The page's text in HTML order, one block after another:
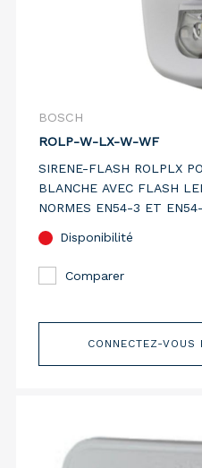
BOSCH
ROLP-W-LX-W-WF
SIRENE-FLASH ROLPLX
BLANCHE AVEC FLASH
NORMES EN54-3 ET
Disponibilité
Comparer
CONNECTEZ-VOUS